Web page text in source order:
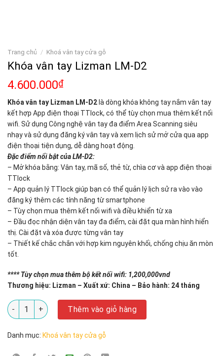
Trang chủ / Khoá vân tay cửa gỗ
Khóa vân tay Lizman LM-D2
4.600.000₫
Khóa vân tay Lizman LM-D2 là dòng khóa không tay nắm vân tay
kết hợp App điện thoại TTlock, có thể tùy chọn mua thêm kết nối
wifi. Sử dụng Công nghệ vân tay đa điểm Area Scanning siêu
nhạy và sử dụng đăng ký vân tay và xem lịch sử mở cửa qua app
điện thoại tiện dụng, dễ dàng hoạt động.
Đặc điểm nổi bật của LM-D2:
– Mở khóa bằng: Vân tay, mã số, thẻ từ, chìa cơ và app điện thoại
TTlock
– App quản lý TTlock giúp bạn có thể quản lý lịch sử ra vào vào
đăng ký thêm các tính năng từ smartphone
– Tùy chọn mua thêm kết nối wifi và điều khiển từ xa
– Đầu đọc nhận diện vân tay đa điểm, cài đặt qua màn hình hiển
thị. Cài đặt và xóa được từng vân tay
– Thiết kế chắc chắn với hợp kim nguyên khối, chống chịu ăn mòn
tốt.
**** Tùy chọn mua thêm bộ kết nối wifi: 1,200,000vnd
Thương hiệu: Lizman – Xuất xứ: China – Bảo hành: 24 tháng
Khóa vân tay Lizman LM-D2 số lượng
Thêm vào giỏ hàng
Danh mục: Khoá vân tay cửa gỗ